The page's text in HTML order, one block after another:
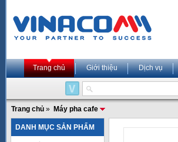
Trang chủ Giới thiệu Dịch vụ
Trang chủ » Máy pha cafe
DANH MỤC SẢN PHẨM